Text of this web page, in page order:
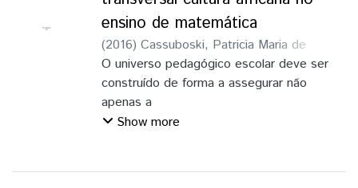
ensino de matemática
(2016) Cassuboski, Patricia Maria de
Sousa;Sossmeier, Kelly Daiane
O universo pedagógico escolar deve ser
construído de forma a assegurar não
apenas a
transmissão de conhecimentos aos alunos,
Show more